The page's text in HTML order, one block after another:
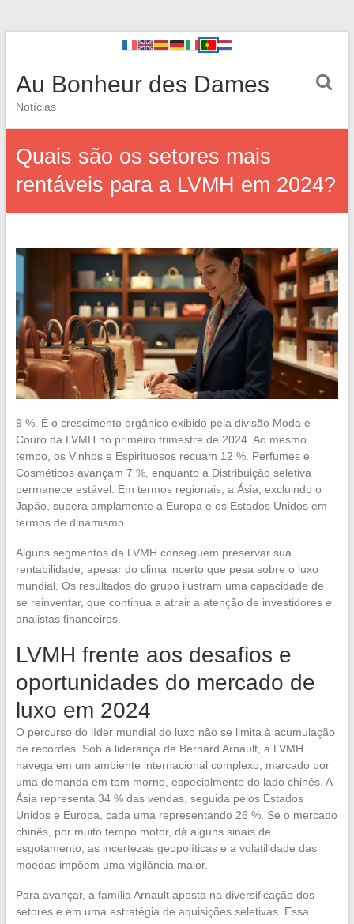
Au Bonheur des Dames
Notícias
Quais são os setores mais
rentáveis para a LVMH em 2024?
9 %. É o crescimento orgânico exibido pela divisão Moda e
Couro da LVMH no primeiro trimestre de 2024. Ao mesmo
tempo, os Vinhos e Espirituosos recuam 12 %. Perfumes e
Cosméticos avançam 7 %, enquanto a Distribuição seletiva
permanece estável. Em termos regionais, a Ásia, excluindo o
Japão, supera amplamente a Europa e os Estados Unidos em
termos de dinamismo.
Alguns segmentos da LVMH conseguem preservar sua
rentabilidade, apesar do clima incerto que pesa sobre o luxo
mundial. Os resultados do grupo ilustram uma capacidade de
se reinventar, que continua a atrair a atenção de investidores e
analistas financeiros.
LVMH frente aos desafios e
oportunidades do mercado de
luxo em 2024
O percurso do líder mundial do luxo não se limita à acumulação
de recordes. Sob a liderança de Bernard Arnault, a LVMH
navega em um ambiente internacional complexo, marcado por
uma demanda em tom morno, especialmente do lado chinês. A
Ásia representa 34 % das vendas, seguida pelos Estados
Unidos e Europa, cada uma representando 26 %. Se o mercado
chinês, por muito tempo motor, dá alguns sinais de
esgotamento, as incertezas geopolíticas e a volatilidade das
moedas impõem uma vigilância maior.
Para avançar, a família Arnault aposta na diversificação dos
setores e em uma estratégia de aquisições seletivas. Essa